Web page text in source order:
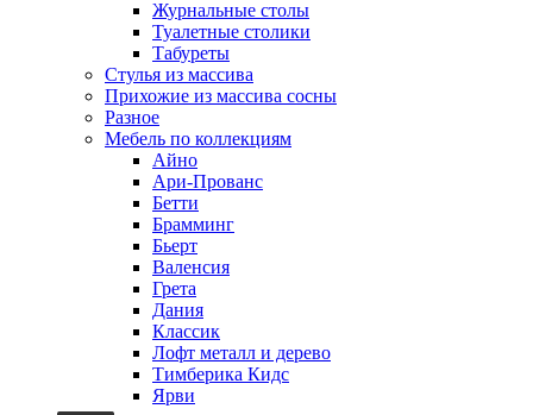
Журнальные столы
Туалетные столики
Табуреты
Стулья из массива
Прихожие из массива сосны
Разное
Мебель по коллекциям
Айно
Ари-Прованс
Бетти
Брамминг
Бьерт
Валенсия
Грета
Дания
Классик
Лофт металл и дерево
Тимберика Кидс
Ярви